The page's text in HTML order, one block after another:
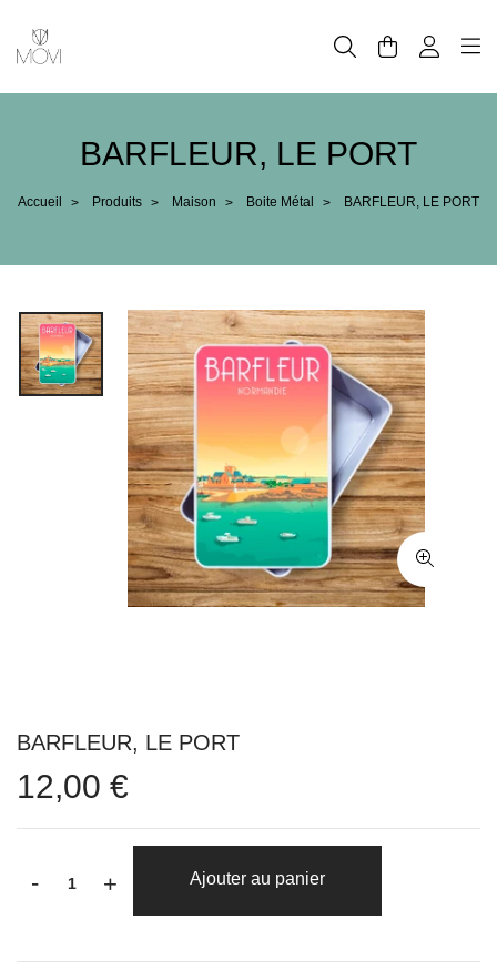
BARFLEUR, LE PORT
Accueil > Produits > Maison > Boite Métal > BARFLEUR, LE PORT
BARFLEUR, LE PORT
12,00 €
- + Ajouter au panier